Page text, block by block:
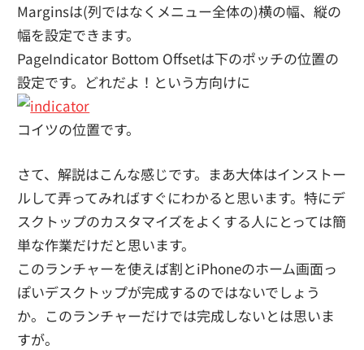
Marginsは(列ではなくメニュー全体の)横の幅、縦の
幅を設定できます。
PageIndicator Bottom Offsetは下のポッチの位置の
設定です。どれだよ！という方向けに
コイツの位置です。
さて、解説はこんな感じです。まあ大体はインストー
ルして弄ってみればすぐにわかると思います。特にデ
スクトップのカスタマイズをよくする人にとっては簡
単な作業だけだと思います。
このランチャーを使えば割とiPhoneのホーム画面っ
ぽいデスクトップが完成するのではないでしょう
か。このランチャーだけでは完成しないとは思いま
すが。